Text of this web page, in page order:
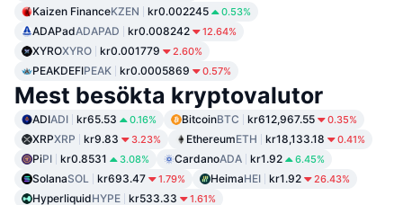
Kaizen FinanceKZEN kr0.002245 0.53%
ADAPadADAPAD kr0.008242 12.64%
XYROXYRO kr0.001779 2.60%
PEAKDEFIPEAK kr0.0005869 0.57%
Mest besökta kryptovalutor
ADIADI kr65.53 0.16% BitcoinBTC kr612,967.55 0.35%
XRPXRP kr9.83 3.23% EthereumETH kr18,133.18 0.41%
PiPI kr0.8531 3.08% CardanoADA kr1.92 6.45%
SolanaSOL kr693.47 1.79% HeimaHEI kr1.92 26.43%
HyperliquidHYPE kr533.33 1.61%